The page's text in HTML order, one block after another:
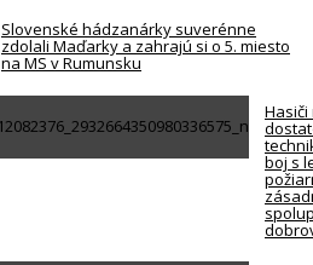
Slovenské hádzanárky suverénne
zdolali Maďarky a zahrajú si o 5. miesto
na MS v Rumunsku
Hasiči
boj s